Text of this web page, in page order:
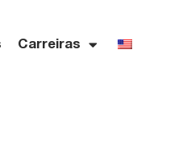
Carreiras